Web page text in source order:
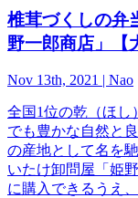
椎茸づくしの弁
野一郎商店」【
Nov 13th, 2021 | Nao
全国1位の乾（ほし
でも豊かな自然と
の産地として名を
いたけ卸問屋「姫
に購入できるうえ